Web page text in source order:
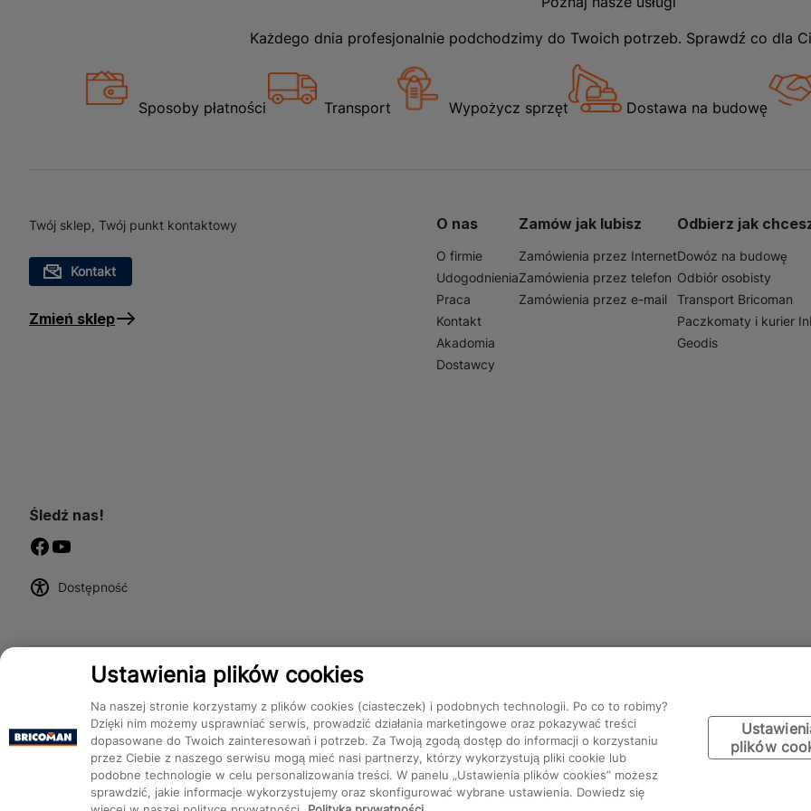
Każdego dnia profesjonalnie podchodzimy do Twoich potrzeb. Sprawdź co dla
Sposoby płatności Transport Wypożycz sprzęt Dostawa na budowę
Twój sklep, Twój punkt kontaktowy
Kontakt
Zmień sklep
O nas
O firmie
Udogodnienia
Praca
Kontakt
Akadomia
Dostawcy
Zamów jak lubisz
Zamówienia przez Internet
Zamówienia przez telefon
Zamówienia przez e-mail
Odbierz jak
Dowóz na budowę
Odbiór osobisty
Transport Bricoman
Paczkomaty i kurier
Geodis
Śledź nas!
Dostępność
Bricoman 2026 ©
Ustawienia plików cookies
Na naszej stronie korzystamy z plików cookies (ciasteczek) i podobnych technologii. Po co to robimy?
Dzięki nim możemy usprawniać serwis, prowadzić działania marketingowe oraz pokazywać treści
dopasowane do Twoich zainteresowań i potrzeb. Za Twoją zgodą dostęp do informacji o korzystaniu
przez Ciebie z naszego serwisu mogą mieć nasi partnerzy, którzy wykorzystują pliki cookie lub
podobne technologie w celu personalizowania treści. W panelu „Ustawienia plików cookies” możesz
sprawdzić, jakie informacje wykorzystujemy oraz skonfigurować wybrane ustawienia. Dowiedz się
plików